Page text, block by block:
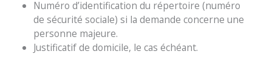
Numéro d’identification du répertoire (numéro
de sécurité sociale) si la demande concerne une
personne majeure.
Justificatif de domicile, le cas échéant.